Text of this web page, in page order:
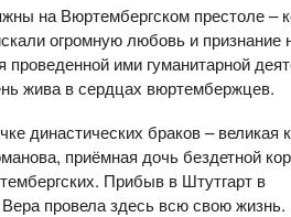
на Вюртембергском престоле –
огромную любовь и признание
проведенной ими гуманитарной
жива в сердцах вюртембержцев.
династических браков – великая
приёмная дочь бездетной
Прибыв в Штутгарт в
провела здесь всю свою жизнь.